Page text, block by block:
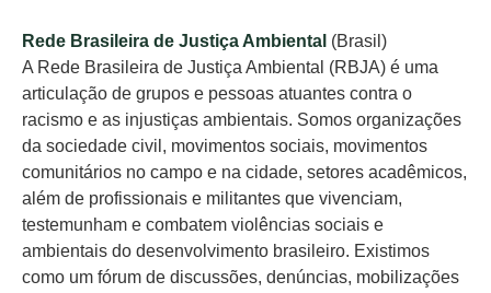
Rede Brasileira de Justiça Ambiental (Brasil)
A Rede Brasileira de Justiça Ambiental (RBJA) é uma
articulação de grupos e pessoas atuantes contra o
racismo e as injustiças ambientais. Somos organizações
da sociedade civil, movimentos sociais, movimentos
comunitários no campo e na cidade, setores acadêmicos,
além de profissionais e militantes que vivenciam,
testemunham e combatem violências sociais e
ambientais do desenvolvimento brasileiro. Existimos
como um fórum de discussões, denúncias, mobilizações